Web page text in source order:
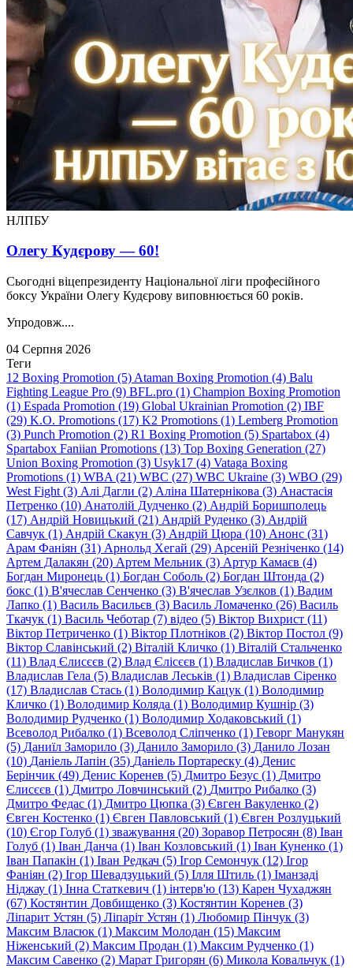
НЛПБУ
Олегу Кудєрову — 60!
Сьогодні віцепрезиденту Національної ліги професійного
боксу України Олегу Кудєрову виповнюється 60 років.
Упродовж....
04 Серпня 2026
Теги
12 Boxing Promotion (5) Ataman Boxing Promotion (4) Balu
Fighting League Pro (9) BFL.pro (1) Champion Boxing Promotion
(1) Espada Promotion (19) Global Ukrainian Promotion (2) IBF
(29) K.O. Promotions (17) K2 Promotions (1) Lemberg Promotion
(3) Punch Promotion (2) R1 Boxing Promotion (5) Spartabox (4)
Spartabox Faniian Promotions (13) Top Boxing Generation (27)
Union Boxing Promotion (3) Usyk17 (4) Vataga Boxing
Promotions (1) WBA (21) WBC (27) WBC Ukraine (3) WBO (29)
West Fight (3) Алi Дагли (2) Алiна Шатернiкова (3) Анастасія
Петренко (10) Анатолій Дудченко (2) Андрій Боришполець
(17) Андрій Новицький (21) Андрій Руденко (3) Андрій
Савчук (1) Андрій Скакун (3) Андрій Цюра (10) Анонс (31)
Арам Фаніян (31) Арнольд Хегай (29) Арсеній Резніченко (14)
Артем Далакян (20) Артем Мельник (3) Артур Камаєв (4)
Богдан Миронець (1) Богдан Соболь (2) Богдан Штонда (2)
бокс (1) В'ячеслав Сенченко (3) В'ячеслав Узєлков (1) Вадим
Лапко (1) Василь Васильєв (3) Василь Ломаченко (26) Василь
Ткачук (1) Василь Чеботар (7) відео (5) Віктор Вихрист (11)
Віктор Петриченко (1) Віктор Плотніков (2) Віктор Постол (9)
Віктор Славінський (2) Віталій Кличко (1) Віталій Стальченко
(11) Влад Єлисєєв (2) Влад Єлісєєв (1) Владислав Бичков (1)
Владислав Гела (5) Владислав Леськів (1) Владислав Сіренко
(17) Владислав Стась (1) Володимир Кацук (1) Володимир
Кличко (1) Володимир Коляда (1) Володимир Кушнір (3)
Володимир Рудченко (1) Володимир Ходаковський (1)
Всеволод Рибалко (1) Всеволод Сліпченко (1) Геворг Манукян
(5) Даниїл Заморило (3) Данило Заморило (3) Данило Лозан
(10) Даніель Лапін (35) Даніель Портареску (4) Денис
Берінчик (49) Денис Коренев (5) Дмитро Безус (1) Дмитро
Єлисєєв (1) Дмитро Ловчинський (2) Дмитро Рибалко (3)
Дмитро Федас (1) Дмитро Цюпка (3) Євген Вакуленко (2)
Євген Костенко (1) Євген Павловський (1) Євген Розлуцький
(10) Єгор Голуб (1) зважування (20) Зоравор Петросян (8) Іван
Голуб (1) Іван Данча (1) Іван Козловський (1) Іван Куненко (1)
Іван Папакін (1) Іван Редкач (5) Ігор Семончук (12) Ігор
Фаніян (2) Ігор Шевадзуцький (5) Ілля Штиль (1) Іманзаді
Нiджау (1) Інна Статкевич (1) інтерв'ю (13) Карен Чухаджян
(67) Костянтин Довбищенко (3) Костянтин Коренев (3)
Ліпарит Устян (5) Ліпаріт Устян (1) Любомир Пінчук (3)
Максим Власюк (1) Максим Молодан (15) Максим
Ніженський (2) Максим Продан (1) Максим Рудченко (1)
Максим Савенко (2) Марат Григорян (6) Микола Ковальчук (1)